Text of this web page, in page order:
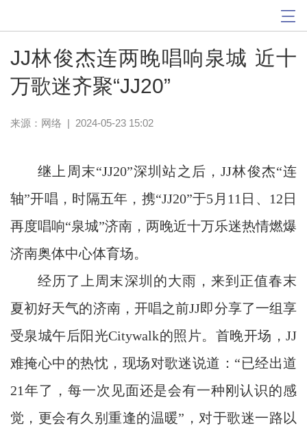
JJ林俊杰连两晚唱响泉城 近十
万歌迷齐聚“JJ20”
来源：网络 | 2024-05-23 15:02
继上周末“JJ20”深圳站之后，JJ林俊杰“连
轴”开唱，时隔五年，携“JJ20”于5月11日、12日
再度唱响“泉城”济南，两晚近十万乐迷热情燃爆
济南奥体中心体育场。
经历了上周末深圳的大雨，来到正值春末
夏初好天气的济南，开唱之前JJ即分享了一组享
受泉城午后阳光Citywalk的照片。首晚开场，JJ
难掩心中的热忱，现场对歌迷说道：“已经出道
21年了，每一次见面还是会有一种刚认识的感
觉，更会有久别重逢的温暖”，对于歌迷一路以